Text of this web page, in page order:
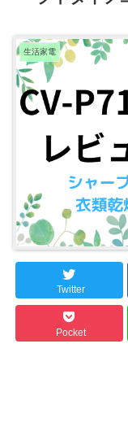
生活家電
Twitter
Pocket